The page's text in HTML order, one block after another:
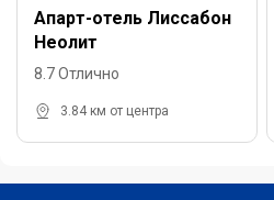
Апарт-отель Лиссабон
Неолит
8.7 Отлично
3.84 км от центра